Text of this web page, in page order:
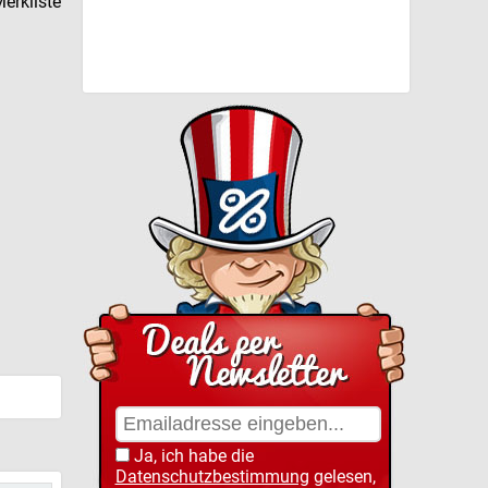
Ja, ich habe die
Datenschutzbestimmung gelesen,